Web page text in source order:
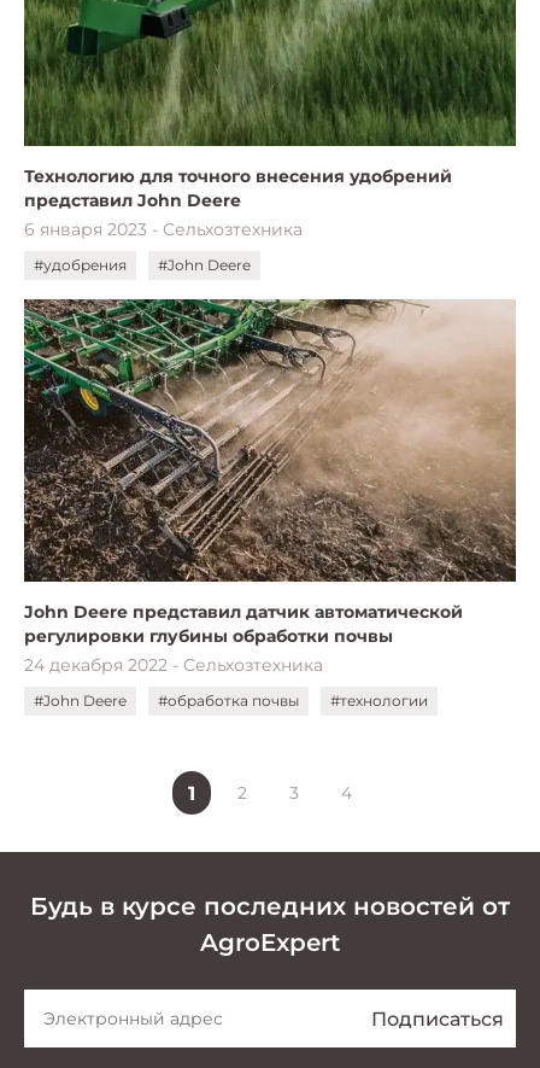
Технологию для точного внесения удобрений
6 января 2023 - Сельхозтехника
#удобрения #John Deere
John Deere представил датчик автоматической
регулировки глубины обработки почвы
24 декабря 2022 - Сельхозтехника
#John Deere #обработка почвы #технологии
1 2 3 4
Будь в курсе последних новостей от
AgroExpert